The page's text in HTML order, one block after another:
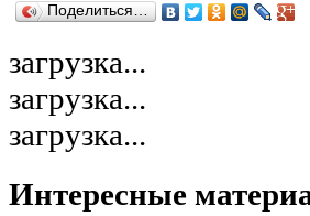
Поделиться…
загрузка...
загрузка...
загрузка...
Интересные